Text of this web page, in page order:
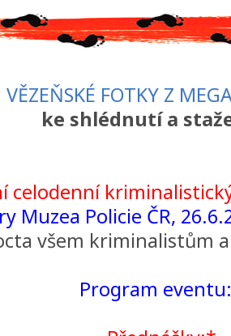
VĚZEŇSKÉ FOTKY Z
ke shlédnutí a
celodenní
Muzea Policie ČR,
všem kriminalistům
Program eventu: